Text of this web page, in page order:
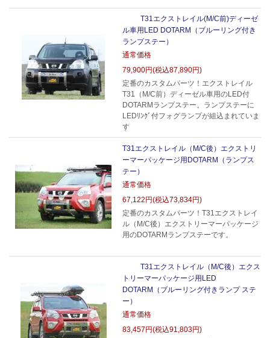
T31エクストレイル(M/C前)ディーゼ
ル車用LED DOTARM（ブルーリング付き
ランプステー）
通常価格
79,900円(税込87,890円)
定番のカスタムパーツ！エクストレイル
T31（M/C前）ディーゼル車用のLED付
DOTARMランプステー。ランプステーに
LEDﾘﾝｸﾞ付フォグランプが組込まれていま
す
T31エクストレイル（M/C後）エクストリ
ーマーパッケージ用DOTARM（ランプス
テー）
通常価格
67,122円(税込73,834円)
定番のカスタムパーツ！T31エクストレイ
ル（M/C後）エクストリーマーパッケージ
用のDOTARMランプステーです。
T31エクストレイル（M/C後）エクス
トリーマーパッケージ用LED
DOTARM（ブルーリング付きランプ ステ
ー）
通常価格
83,457円(税込91,803円)